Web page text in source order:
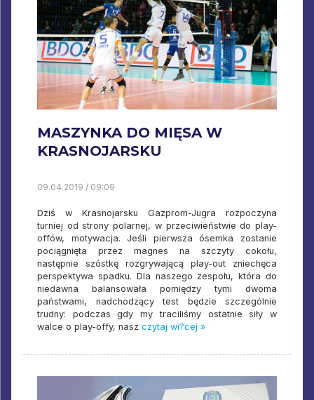
MASZYNKA DO MIĘSA W
KRASNOJARSKU
09.04.2019 / 09:09
Dziś w Krasnojarsku Gazprom-Jugra rozpoczyna
turniej od strony polarnej, w przeciwieństwie do play-
offów, motywacja. Jeśli pierwsza ósemka zostanie
pociągnięta przez magnes na szczyty cokołu,
następnie szóstkę rozgrywającą play-out zniechęca
perspektywa spadku. Dla naszego zespołu, która do
niedawna balansowała pomiędzy tymi dwoma
państwami, nadchodzący test będzie szczególnie
trudny: podczas gdy my traciliśmy ostatnie siły w
walce o play-offy, nasz czytaj wi?cej »